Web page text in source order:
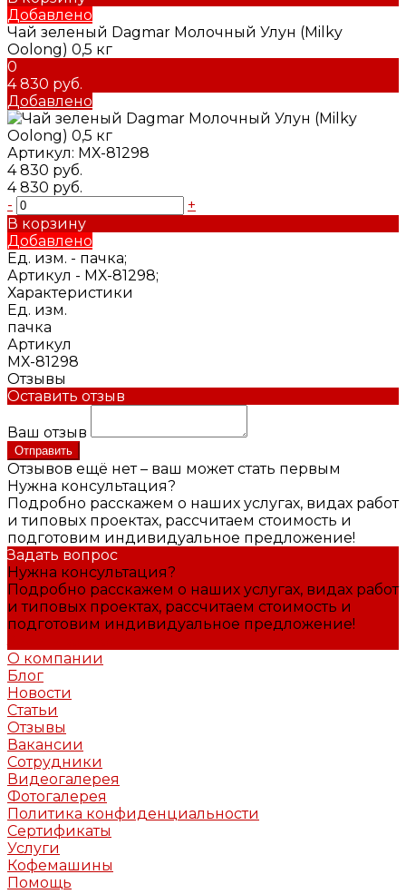
Добавлено
Чай зеленый Dagmar Молочный Улун (Milky
Oolong) 0,5 кг
0
4 830 руб.
Добавлено
Артикул: МХ-81298
4 830 руб.
4 830 руб.
-
+
В корзину
Добавлено
Ед. изм. - пачка;
Артикул - МХ-81298;
Характеристики
Ед. изм.
пачка
Артикул
МХ-81298
Отзывы
Оставить отзыв
Ваш отзыв
Отправить
Отзывов ещё нет – ваш может стать первым
Нужна консультация?
Подробно расскажем о наших услугах, видах работ
и типовых проектах, рассчитаем стоимость и
подготовим индивидуальное предложение!
Задать вопрос
Нужна консультация?
Подробно расскажем о наших услугах, видах работ
и типовых проектах, рассчитаем стоимость и
подготовим индивидуальное предложение!
О компании
Блог
Новости
Статьи
Отзывы
Вакансии
Сотрудники
Видеогалерея
Фотогалерея
Политика конфиденциальности
Сертификаты
Услуги
Кофемашины
Помощь